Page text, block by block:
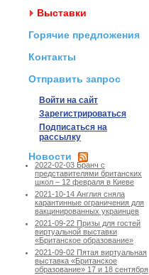
Выставки
Горячие предложения
Контакты
Отправить запрос
Войти на сайт
Зарегистрироваться
Подписаться на
рассылку
Новости
2022-02-03 Бранч с
представителями британских
школ – 12 февраля в Киеве
2021-10-14 Англия сняла
карантинные ограничения для
вакцинированных украинцев
2021-09-22 Призы для гостей
виртуальной выставки
«Британское образование»
2021-09-02 Пятая виртуальная
выставка «Британское
образование» 17 и 18 сентября